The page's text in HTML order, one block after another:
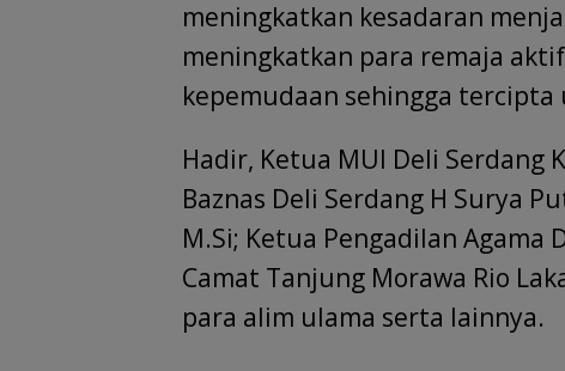
meningkatkan kesadaran
meningkatkan para remaja
kepemudaan sehingga tercipta
Hadir, Ketua MUI Deli Serdang
Baznas Deli Serdang H Surya
M.Si; Ketua Pengadilan Agama
Camat Tanjung Morawa Rio
para alim ulama serta lainnya.